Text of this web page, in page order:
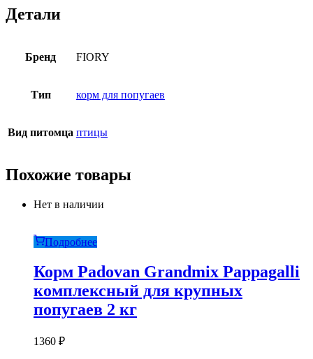
Детали
Бренд FIORY
Тип корм для попугаев
Вид питомца птицы
Похожие товары
Нет в наличии
Подробнее
Корм Padovan Grandmix Pappagalli
комплексный для крупных
попугаев 2 кг
1360 ₽